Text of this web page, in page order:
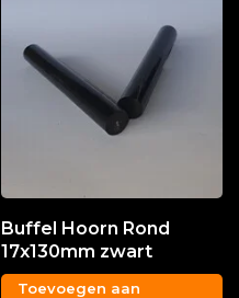
Buffel Hoorn Rond
17x130mm zwart
Toevoegen aan